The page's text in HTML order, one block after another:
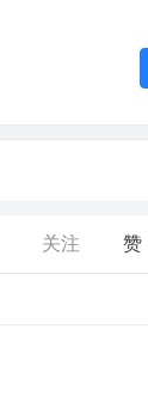
关注 赞